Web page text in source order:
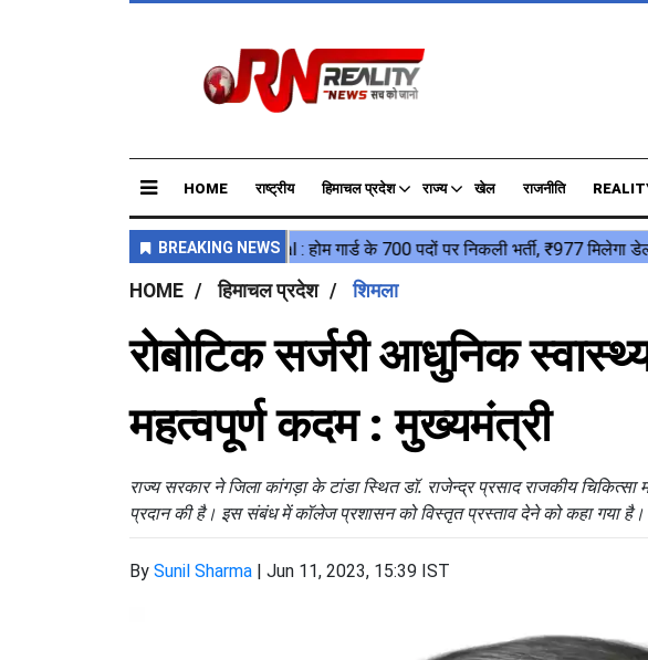
HOME राष्ट्रीय हिमाचल प्रदेश राज्य खेल राजनीति
HOME हिमाचल प्रदेश शिमला
रोबोटिक सर्जरी आधुनिक
महत्वपूर्ण कदम : मुख्यमंत्री
राज्य सरकार ने जिला कांगड़ा के टांडा स्थित डॉ. राजेन्द्र प्रसाद राजकीय
प्रदान की है। इस संबंध में कॉलेज प्रशासन को विस्तृत प्रस्ताव देने को कहा गया है।
By Sunil Sharma | Jun 11, 2023, 15:39 IST